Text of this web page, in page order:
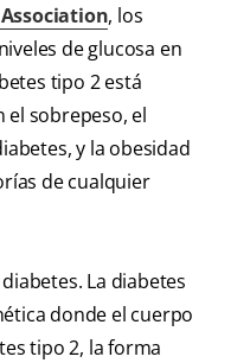
, los
de glucosa en
tipo 2 está
sobrepeso, el
y la obesidad
de cualquier
La diabetes
donde el cuerpo
tipo 2, la forma